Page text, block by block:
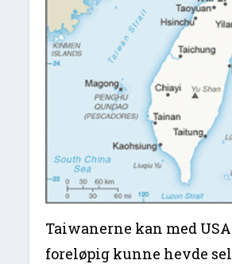
Taiwanerne kan med
foreløpig kunne hevde